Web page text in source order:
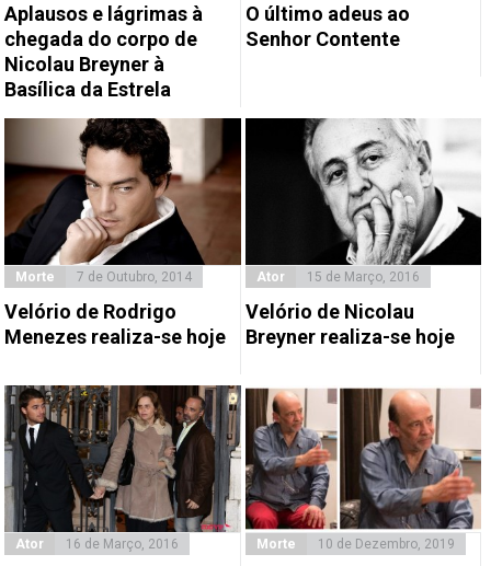
Aplausos e lágrimas à
chegada do corpo de
Nicolau Breyner à
Basílica da Estrela
O último adeus ao
Senhor Contente
Morte 7 de Outubro, 2014
Velório de Rodrigo
Menezes realiza-se hoje
Ator 15 de Março, 2016
Velório de Nicolau
Breyner realiza-se hoje
Ator 16 de Março, 2016 Morte 10 de Dezembro, 2019